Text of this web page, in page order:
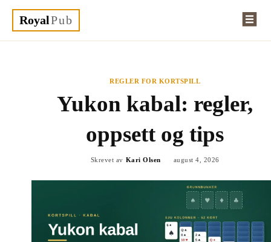
RoyalPub
REGLER FOR KORTSPILL
Yukon kabal: regler,
oppsett og tips
Skrevet av Kari Olsen august 4, 2026